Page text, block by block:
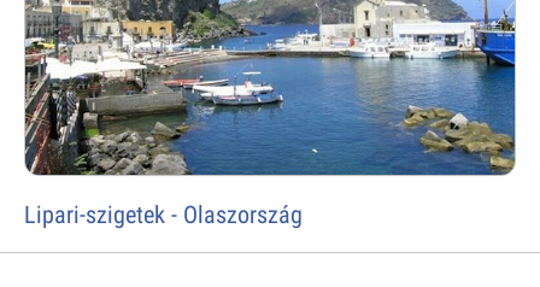
Lipari-szigetek - Olaszország